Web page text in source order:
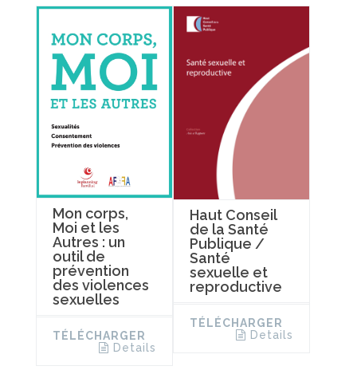
Mon corps,
Moi et les
Autres : un
outil de
prévention
des violences
sexuelles
TÉLÉCHARGER
Details
Haut Conseil
de la Santé
Publique /
Santé
sexuelle et
reproductive
TÉLÉCHARGER
Details